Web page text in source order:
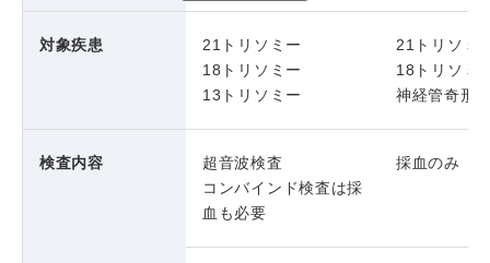
対象疾患
21トリソミー
18トリソミー
13トリソミー
21トリソミ
18トリソミ
神経管奇形
検査内容
超音波検査
コンバインド検査は採
血も必要
採血のみ